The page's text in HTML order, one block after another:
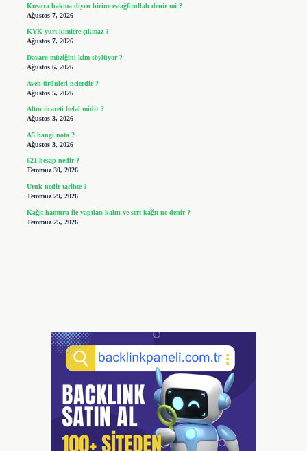
Kusura bakma diyen birine estağfirullah denir mi ?
Ağustos 7, 2026
KYK yurt kimlere çıkmaz ?
Ağustos 7, 2026
Davaro müziğini kim söylüyor ?
Ağustos 6, 2026
Aven ürünleri nelerdir ?
Ağustos 5, 2026
Altın ticareti helal midir ?
Ağustos 3, 2026
A5 hangi nota ?
Ağustos 3, 2026
621 hesap nedir ?
Temmuz 30, 2026
Uruk nedir tarihte ?
Temmuz 29, 2026
Kağıt hamuru ile yapılan kalın ve sert kağıt ne denir ?
Temmuz 25, 2026